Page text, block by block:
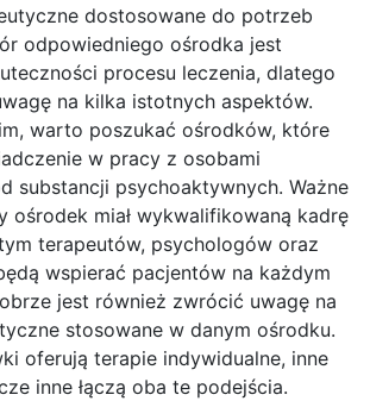
dostosowane do potrzeb
odpowiedniego ośrodka jest
procesu leczenia, dlatego
na kilka istotnych aspektów.
warto poszukać ośrodków, które
w pracy z osobami
substancji psychoaktywnych. Ważne
ośrodek miał wykwalifikowaną kadrę
terapeutów, psychologów oraz
wspierać pacjentów na każdym
jest również zwrócić uwagę na
stosowane w danym ośrodku.
oferują terapie indywidualne, inne
inne łączą oba te podejścia.